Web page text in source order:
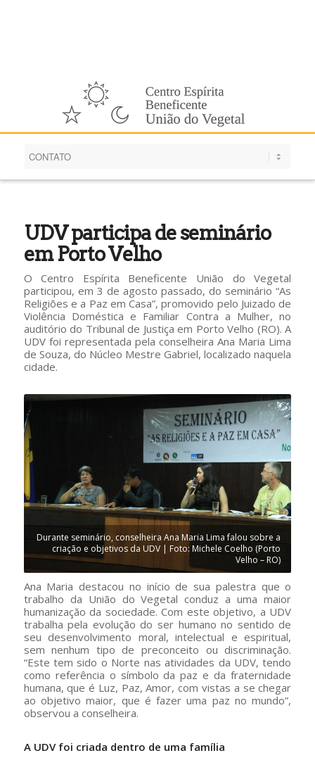
UDV participa de seminário
em Porto Velho
O Centro Espírita Beneficente União do Vegetal
participou, em 3 de agosto passado, do seminário “As
Religiões e a Paz em Casa”, promovido pelo Juizado de
Violência Doméstica e Familiar Contra a Mulher, no
auditório do Tribunal de Justiça em Porto Velho (RO). A
UDV foi representada pela conselheira Ana Maria Lima
de Souza, do Núcleo Mestre Gabriel, localizado naquela
cidade.
Durante seminário, conselheira Ana Maria Lima falou sobre a
criação e objetivos da UDV | Foto: Michele Coelho (Porto
Velho – RO)
Ana Maria destacou no início de sua palestra que o
trabalho da União do Vegetal conduz a uma maior
humanização da sociedade. Com este objetivo, a UDV
trabalha pela evolução do ser humano no sentido de
seu desenvolvimento moral, intelectual e espiritual,
sem nenhum tipo de preconceito ou discriminação.
“Este tem sido o Norte nas atividades da UDV, tendo
como referência o símbolo da paz e da fraternidade
humana, que é Luz, Paz, Amor, com vistas a se chegar
ao objetivo maior, que é fazer uma paz no mundo”,
observou a conselheira.
A UDV foi criada dentro de uma família